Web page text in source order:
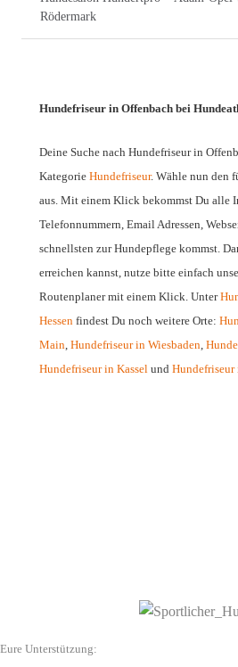
Rödermark
Hundefriseur in Offenbach bei
Deine Suche nach Hundefriseur in
Kategorie Hundefriseur. Wähle nun den
aus. Mit einem Klick bekommst Du alle
Telefonnummern, Email Adressen,
schnellsten zur Hundepflege kommst.
erreichen kannst, nutze bitte einfach
Routenplaner mit einem Klick. Unter
Hessen findest Du noch weitere Orte:
Main Hundefriseur in Wiesbaden
Hundefriseur in Kassel und Hundefriseur
Eure Unterstützung: